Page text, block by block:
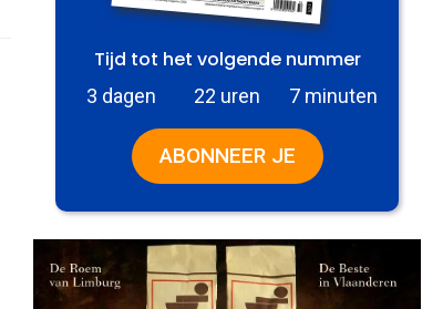
Tijd tot het volgende nummer
3 dagen 22 uren 7 minuten
ABONNEER JE